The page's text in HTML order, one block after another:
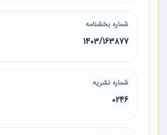
شماره بخشنامه
1403/163877
شماره نشریه
0246